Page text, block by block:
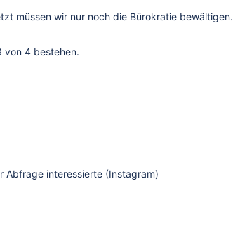
müssen wir nur noch die Bürokratie bewältigen.
von 4 bestehen.
Abfrage interessierte (Instagram)